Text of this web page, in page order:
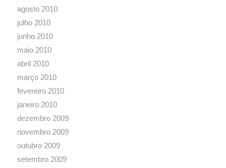
agosto 2010
julho 2010
junho 2010
maio 2010
abril 2010
março 2010
fevereiro 2010
janeiro 2010
dezembro 2009
novembro 2009
outubro 2009
setembro 2009